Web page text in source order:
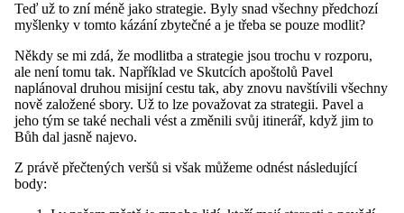
Teď už to zní méně jako strategie. Byly snad všechny předchozí
myšlenky v tomto kázání zbytečné a je třeba se pouze modlit?
Někdy se mi zdá, že modlitba a strategie jsou trochu v rozporu,
ale není tomu tak. Například ve Skutcích apoštolů Pavel
naplánoval druhou misijní cestu tak, aby znovu navštívili všechny
nově založené sbory. Už to lze považovat za strategii. Pavel a
jeho tým se také nechali vést a změnili svůj itinerář, když jim to
Bůh dal jasně najevo.
Z právě přečtených veršů si však můžeme odnést následující
body: